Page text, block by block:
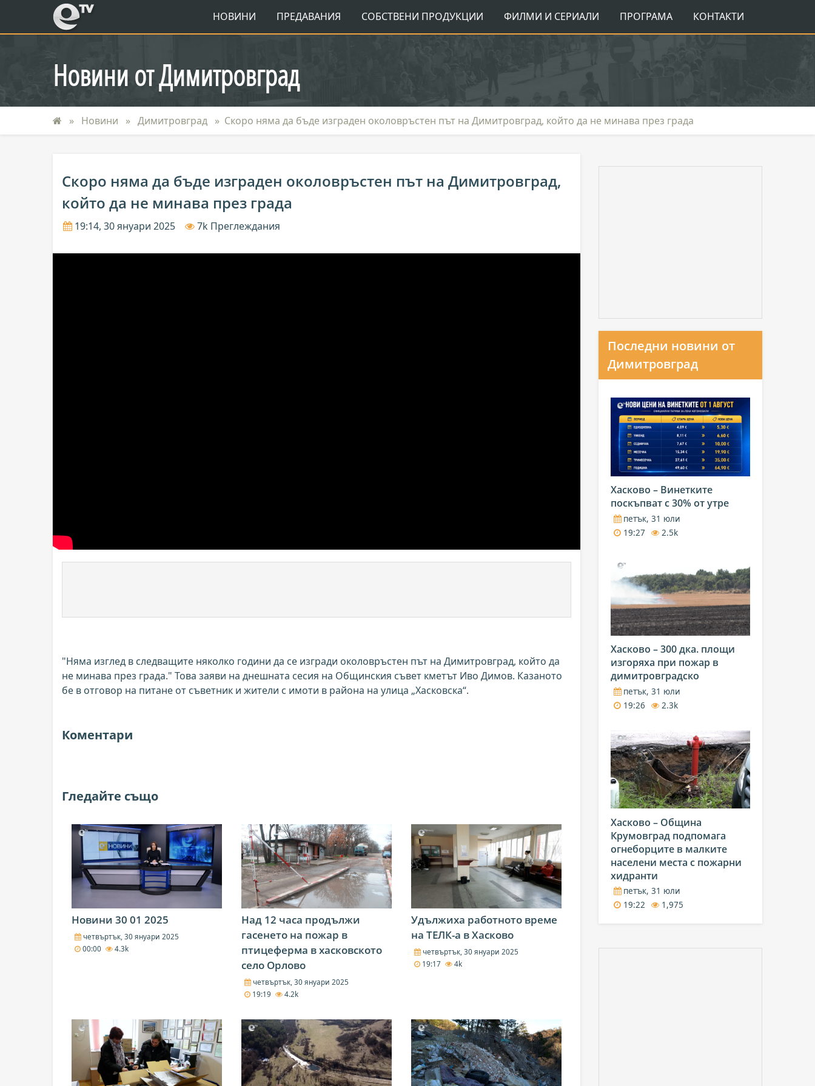
eTV НОВИНИ ПРЕДАВАНИЯ СОБСТВЕНИ ПРОДУКЦИИ ФИЛМИ И СЕРИАЛИ ПРОГРАМА КОНТАКТИ
Новини от Димитровград
Новини Димитровград Скоро няма да бъде изграден околовръстен път на Димитровград, който да не минава през града
Скоро няма да бъде изграден околовръстен път на Димитровград,
който да не минава през града
19:14, 30 януари 2025 7k Преглеждания
"Няма изглед в следващите няколко години да се изгради околовръстен път на Димитровград, който да
не минава през града." Това заяви на днешната сесия на Общинския съвет кметът Иво Димов. Казаното
бе в отговор на питане от съветник и жители с имоти в района на улица „Хасковска“.
Коментари
Гледайте също
Новини 30 01 2025
четвъртък, 30 януари 2025
00:00
4.3k
Над 12 часа продължи
гасенето на пожар в
птицеферма в хасковското
село Орлово
четвъртък, 30 януари 2025
19:19
4.2k
Удължиха работното време
на ТЕЛК-а в Хасково
четвъртък, 30 януари 2025
19:17
4k
Последни новини от
Димитровград
Хасково – Винетките
поскъпват с 30% от утре
петък, 31 юли
19:27
2.5k
Хасково – 300 дка. площи
изгоряха при пожар в
димитровградско
петък, 31 юли
19:26
2.3k
Хасково – Община
Крумовград подпомага
огнеборците в малките
населени места с пожарни
хидранти
петък, 31 юли
19:22
1,975